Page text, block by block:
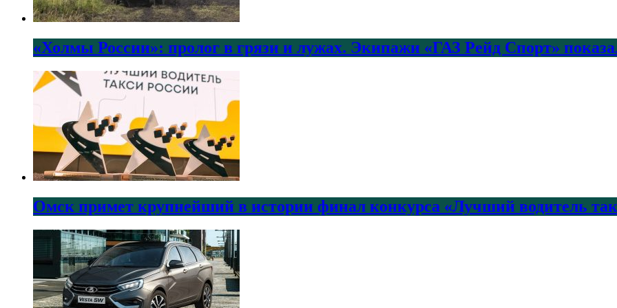
«Холмы России»: пролог в грязи и лужах. Экипажи «ГАЗ Рейд Спорт»
Омск примет крупнейший в истории финал конкурса «Лучший водитель